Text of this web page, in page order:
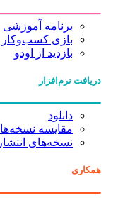
برنامه آموزشی
بازی کسب‌وکار Scale Up!
بازدید از اودو
دریافت نرم‌افزار
دانلود
مقایسه نسخه‌ها
نسخه‌های انتشار
همکاری